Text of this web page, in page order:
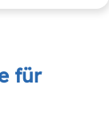
für